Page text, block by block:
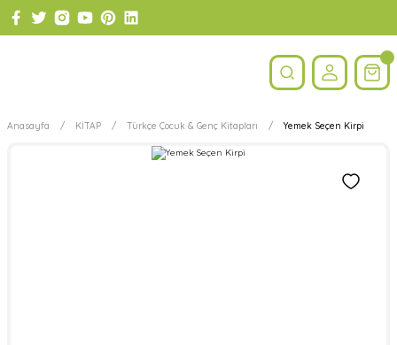
Anasayfa KİTAP Türkçe Çocuk & Genç Kitapları Yemek Seçen Kirpi